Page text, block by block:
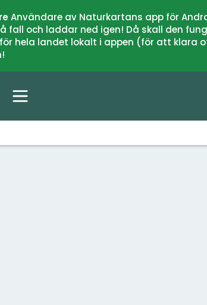
Användare av Naturkartans app för
och laddar ned igen! Då skall den
hela landet lokalt i appen (för att klara